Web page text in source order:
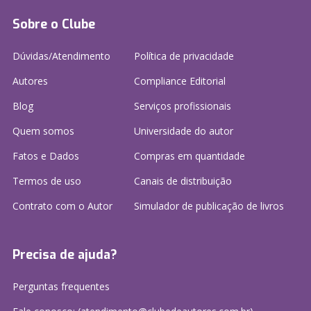
Sobre o Clube
Dúvidas/Atendimento
Autores
Blog
Quem somos
Fatos e Dados
Termos de uso
Contrato com o Autor
Política de privacidade
Compliance Editorial
Serviços profissionais
Universidade do autor
Compras em quantidade
Canais de distribuição
Simulador de publicação de livros
Precisa de ajuda?
Perguntas frequentes